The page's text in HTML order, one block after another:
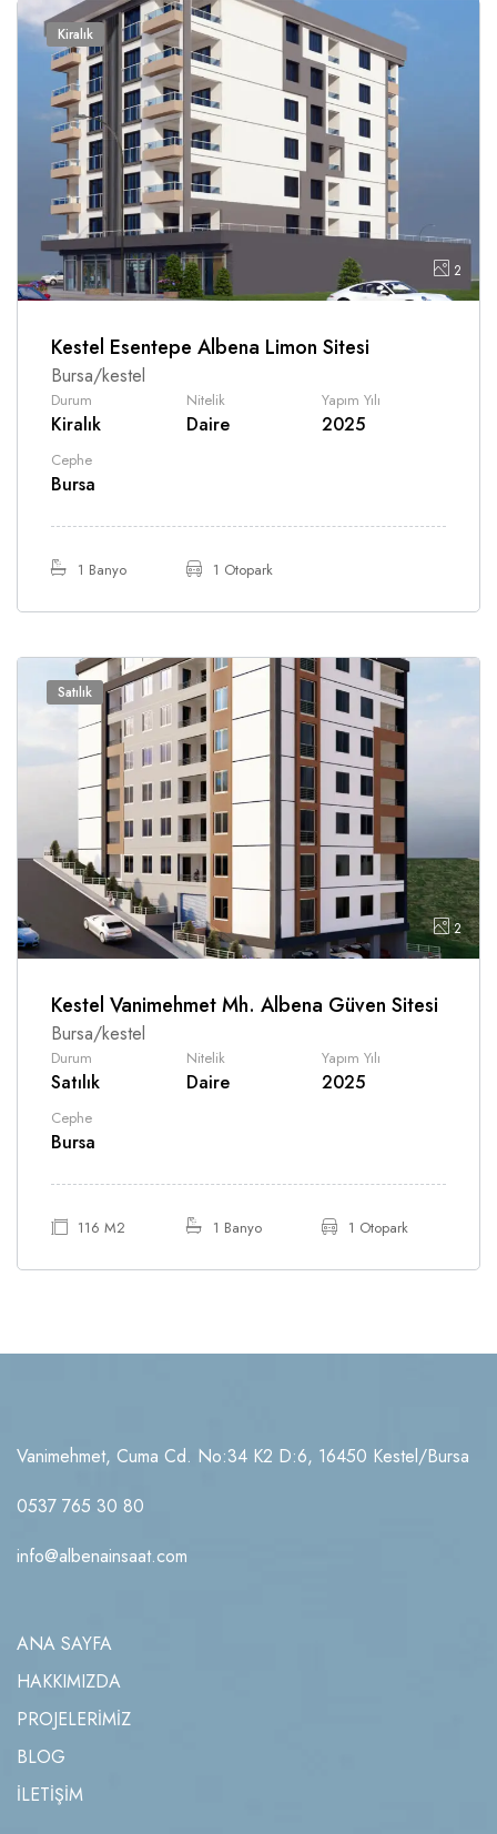
Kiralık
2
Kestel Esentepe Albena Limon Sitesi
Bursa/kestel
Durum
Kiralık
Nitelik
Daire
Yapım Yılı
2025
Cephe
Bursa
1 Banyo 1 Otopark
Satılık
2
Kestel Vanimehmet Mh. Albena Güven Sitesi
Bursa/kestel
Durum
Satılık
Nitelik
Daire
Yapım Yılı
2025
Cephe
Bursa
116 M2 1 Banyo 1 Otopark
Vanimehmet, Cuma Cd. No:34 K2 D:6, 16450 Kestel/Bursa
0537 765 30 80
info@albenainsaat.com
ANA SAYFA
HAKKIMIZDA
PROJELERİMİZ
BLOG
İLETİŞİM